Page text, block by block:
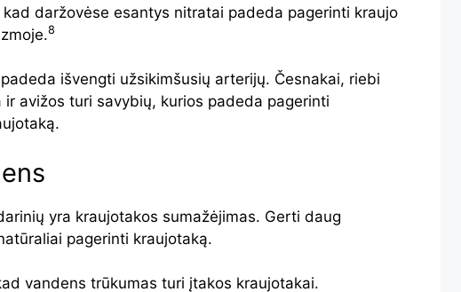
daržovėse esantys nitratai padeda pagerinti kraujo
8
išvengti užsikimšusių arterijų. Česnakai, riebi
avižos turi savybių, kurios padeda pagerinti
yra kraujotakos sumažėjimas. Gerti daug
pagerinti kraujotaką.
vandens trūkumas turi įtakos kraujotakai.